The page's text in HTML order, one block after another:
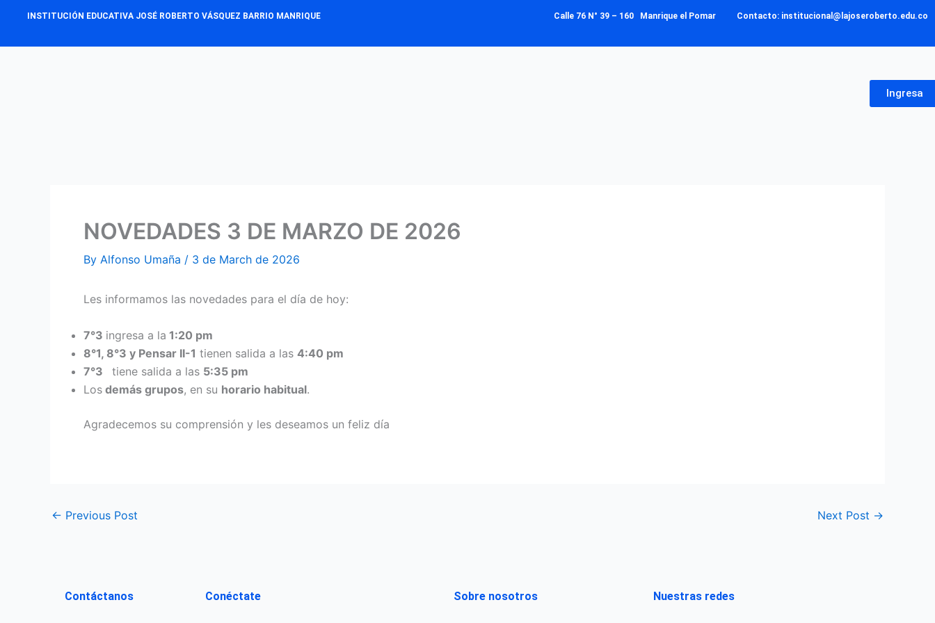
content
INSTITUCIÓN EDUCATIVA JOSÉ ROBERTO VÁSQUEZ BARRIO MANRIQUE Calle 76 N° 39 – 160 Manrique el Pomar Contacto: institucional@lajoseroberto.edu.co
Ingresa
NOVEDADES 3 DE MARZO DE 2026
By Alfonso Umaña / 3 de March de 2026
Les informamos las novedades para el día de hoy:
7°3 ingresa a la 1:20 pm
8°1, 8°3 y Pensar II-1 tienen salida a las 4:40 pm
7°3
tiene salida a las 5:35 pm
Los demás grupos, en su horario habitual.
Agradecemos su comprensión y les deseamos un feliz día
← Previous Post Next Post →
Contáctanos Conéctate Sobre nosotros Nuestras redes